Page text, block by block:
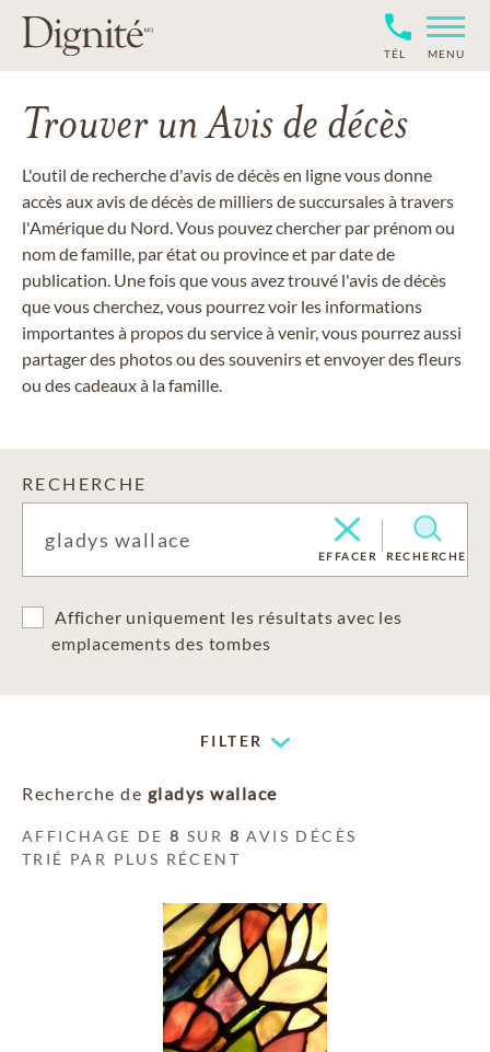
TÉL MENU
Trouver un Avis de décès
L'outil de recherche d'avis de décès en ligne vous donne
accès aux avis de décès de milliers de succursales à travers
l'Amérique du Nord. Vous pouvez chercher par prénom ou
nom de famille, par état ou province et par date de
publication. Une fois que vous avez trouvé l'avis de décès
que vous cherchez, vous pourrez voir les informations
importantes à propos du service à venir, vous pourrez aussi
partager des photos ou des souvenirs et envoyer des fleurs
ou des cadeaux à la famille.
RECHERCHE
EFFACER RECHERCHE
Afficher uniquement les résultats avec les
emplacements des tombes
FILTER
Recherche de gladys wallace
AFFICHAGE DE8 SUR 8 AVIS DÉCÈS
TRIÉ PAR PLUS RÉCENT